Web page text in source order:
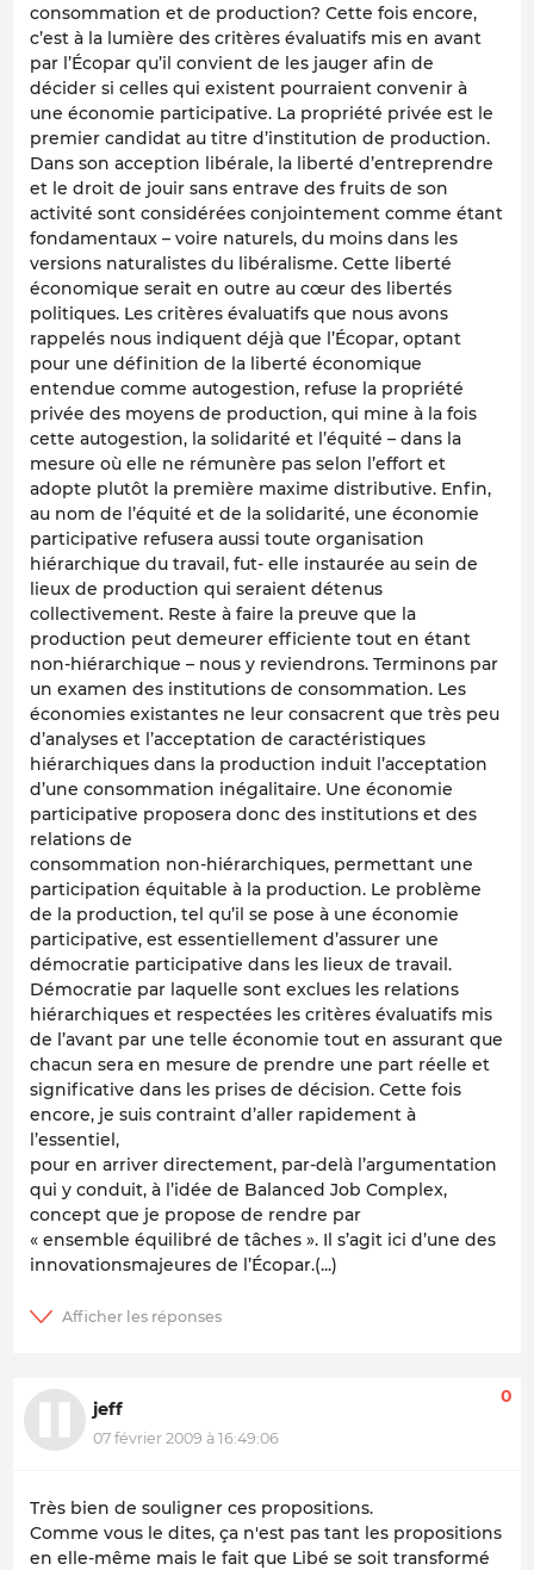
consommation et de production? Cette fois encore,
c’est à la lumière des critères évaluatifs mis en avant
par l’Écopar qu’il convient de les jauger afin de
décider si celles qui existent pourraient convenir à
une économie participative. La propriété privée est le
premier candidat au titre d’institution de production.
Dans son acception libérale, la liberté d’entreprendre
et le droit de jouir sans entrave des fruits de son
activité sont considérées conjointement comme étant
fondamentaux – voire naturels, du moins dans les
versions naturalistes du libéralisme. Cette liberté
économique serait en outre au cœur des libertés
politiques. Les critères évaluatifs que nous avons
rappelés nous indiquent déjà que l’Écopar, optant
pour une définition de la liberté économique
entendue comme autogestion, refuse la propriété
privée des moyens de production, qui mine à la fois
cette autogestion, la solidarité et l’équité – dans la
mesure où elle ne rémunère pas selon l’effort et
adopte plutôt la première maxime distributive. Enfin,
au nom de l’équité et de la solidarité, une économie
participative refusera aussi toute organisation
hiérarchique du travail, fut- elle instaurée au sein de
lieux de production qui seraient détenus
collectivement. Reste à faire la preuve que la
production peut demeurer efficiente tout en étant
non-hiérarchique – nous y reviendrons. Terminons par
un examen des institutions de consommation. Les
économies existantes ne leur consacrent que très peu
d’analyses et l’acceptation de caractéristiques
hiérarchiques dans la production induit l’acceptation
d’une consommation inégalitaire. Une économie
participative proposera donc des institutions et des
relations de
consommation non-hiérarchiques, permettant une
participation équitable à la production. Le problème
de la production, tel qu’il se pose à une économie
participative, est essentiellement d’assurer une
démocratie participative dans les lieux de travail.
Démocratie par laquelle sont exclues les relations
hiérarchiques et respectées les critères évaluatifs mis
de l’avant par une telle économie tout en assurant que
chacun sera en mesure de prendre une part réelle et
significative dans les prises de décision. Cette fois
encore, je suis contraint d’aller rapidement à
l’essentiel,
pour en arriver directement, par-delà l’argumentation
qui y conduit, à l’idée de Balanced Job Complex,
concept que je propose de rendre par
« ensemble équilibré de tâches ». Il s’agit ici d’une des
innovationsmajeures de l’Écopar.(...)
jeff
07 février 2009 à 16:49:06
0
Très bien de souligner ces propositions.
Comme vous le dites, ça n'est pas tant les propositions
en elle-même mais le fait que Libé se soit transformé